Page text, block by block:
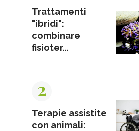
Trattamenti
"ibridi":
combinare
fisioter...
2
Terapie assistite
con animali: